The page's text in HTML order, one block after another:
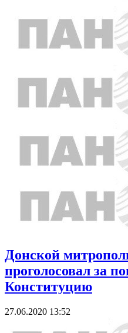
Донской
проголосовал за
Конституцию
27.06.2020 13:52